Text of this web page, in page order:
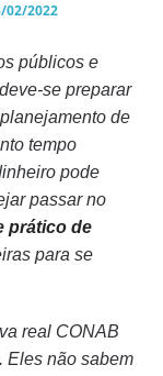
02/2022
públicos e
se preparar
de
tempo
pode
passar no
prático de
para se
real CONAB
Eles não sabem